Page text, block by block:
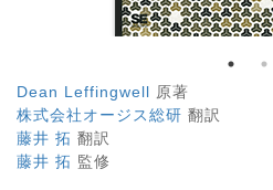
Dean Leffingwell 原著
株式会社オージス総研 翻訳
藤井 拓 翻訳
藤井 拓 監修